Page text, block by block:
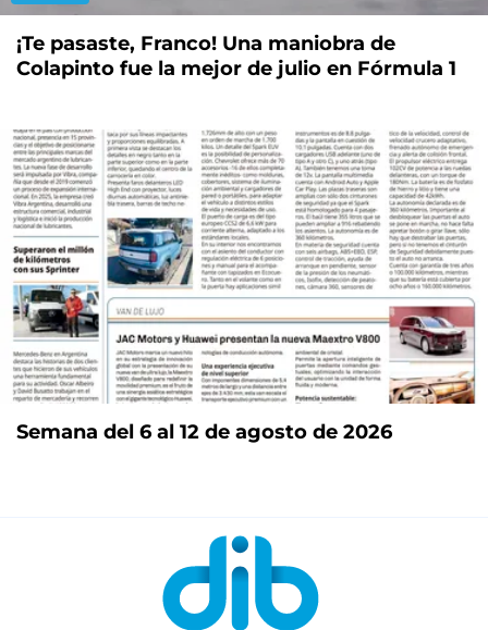
¡Te pasaste, Franco! Una maniobra de
Colapinto fue la mejor de julio en Fórmula 1
Semana del 6 al 12 de agosto de 2026